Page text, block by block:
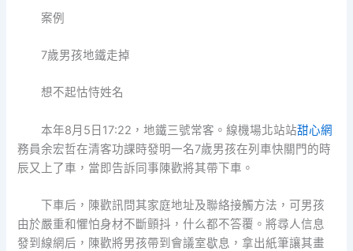
案例
7歲男孩地鐵走掉
想不起怙恃姓名
本年8月5日17:22，地鐵三號常客。線機場北站站甜心網
務員余宏哲在清客功課時發明一名7歲男孩在列車快關門的時
辰又上了車，當即告訴同事陳歡將其帶下車。
下車后，陳歡訊問其家庭地址及聯絡接觸方法，可男孩
由於嚴重和懼怕身材不斷顫抖，什么都不答覆。將尋人信息
發到線網后，陳歡將男孩帶到會議室歇息，拿出紙筆讓其畫